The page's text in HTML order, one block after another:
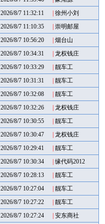
2026/8/7 11:32:11
徐州小刘
2026/8/7 11:10:35
崇明邮屋
2026/8/7 10:56:20
烟台山
2026/8/7 10:34:31
龙权钱庄
2026/8/7 10:33:29
靓车工
2026/8/7 10:31:31
靓车工
2026/8/7 10:32:08
靓车工
2026/8/7 10:32:26
龙权钱庄
2026/8/7 10:30:55
靓车工
2026/8/7 10:30:47
龙权钱庄
2026/8/7 10:29:41
靓车工
2026/8/7 10:30:34
缘代码2012
2026/8/7 10:28:13
靓车工
2026/8/7 10:27:04
靓车工
2026/8/7 10:27:22
靓车工
2026/8/7 10:27:24 安东商社